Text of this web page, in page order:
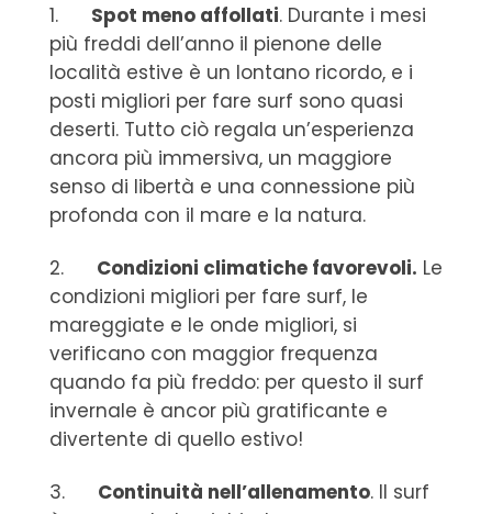
1. Spot meno affollati. Durante i mesi
più freddi dell’anno il pienone delle
località estive è un lontano ricordo, e i
posti migliori per fare surf sono quasi
deserti. Tutto ciò regala un’esperienza
ancora più immersiva, un maggiore
senso di libertà e una connessione più
profonda con il mare e la natura.
2. Condizioni climatiche favorevoli. Le
condizioni migliori per fare surf, le
mareggiate e le onde migliori, si
verificano con maggior frequenza
quando fa più freddo: per questo il surf
invernale è ancor più gratificante e
divertente di quello estivo!
3. Continuità nell’allenamento. Il surf